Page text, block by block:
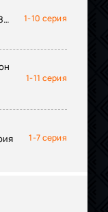
1-10 серия
1-11 серия
1-7 серия